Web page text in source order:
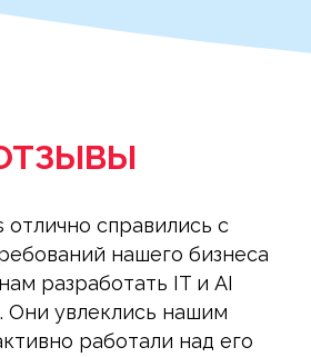
отлично справились с
нашего бизнеса
разработать IT и AI
Они увлеклись нашим
работали над его